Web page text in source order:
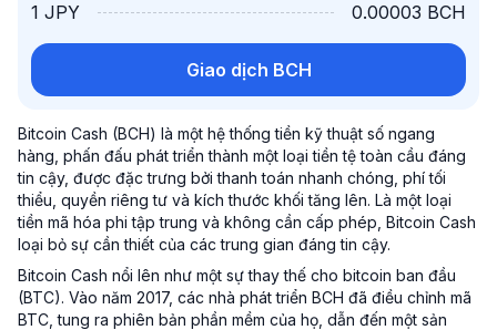
1 JPY 0.00003 BCH
Giao dịch BCH
Bitcoin Cash (BCH) là một hệ thống tiền kỹ thuật số ngang
hàng, phấn đấu phát triển thành một loại tiền tệ toàn cầu đáng
tin cậy, được đặc trưng bởi thanh toán nhanh chóng, phí tối
thiểu, quyền riêng tư và kích thước khối tăng lên. Là một loại
tiền mã hóa phi tập trung và không cần cấp phép, Bitcoin Cash
loại bỏ sự cần thiết của các trung gian đáng tin cậy.
Bitcoin Cash nổi lên như một sự thay thế cho bitcoin ban đầu
(BTC). Vào năm 2017, các nhà phát triển BCH đã điều chỉnh mã
BTC, tung ra phiên bản phần mềm của họ, dẫn đến một sản